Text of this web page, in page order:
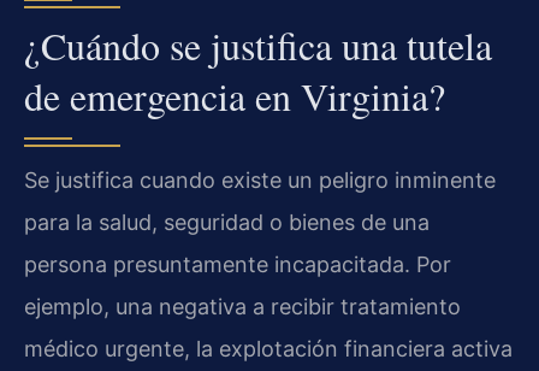
¿Cuándo se justifica una tutela
de emergencia en Virginia?
Se justifica cuando existe un peligro inminente
para la salud, seguridad o bienes de una
persona presuntamente incapacitada. Por
ejemplo, una negativa a recibir tratamiento
médico urgente, la explotación financiera activa